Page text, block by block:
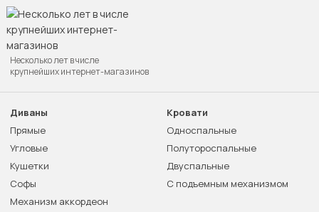
Несколько лет в числе
крупнейших интернет-магазинов
Диваны
Прямые
Угловые
Кушетки
Софы
Механизм аккордеон
Кровати
Односпальные
Полутороспальные
Двуспальные
С подъемным механизмом